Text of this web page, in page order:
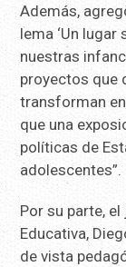
Además,
lema ‘Un lugar
nuestras
proyectos que
transforman
que una
políticas de
adolescentes”.
Por su parte,
Educativa,
de vista